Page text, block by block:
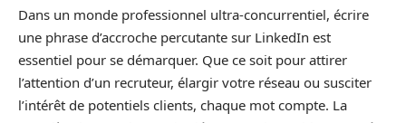
Dans un monde professionnel ultra-concurrentiel, écrire
une phrase d’accroche percutante sur LinkedIn est
essentiel pour se démarquer. Que ce soit pour attirer
l’attention d’un recruteur, élargir votre réseau ou susciter
l’intérêt de potentiels clients, chaque mot compte. La